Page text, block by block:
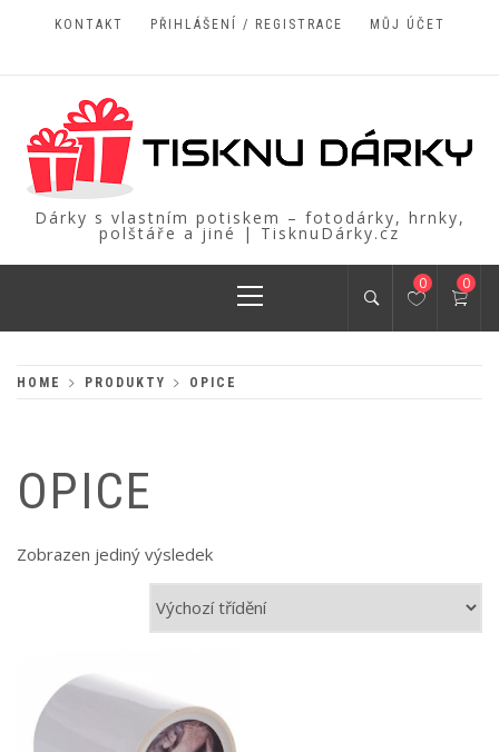
KONTAKT PŘIHLÁŠENÍ / REGISTRACE MŮJ ÚČET
Dárky s vlastním potiskem – fotodárky, hrnky,
polštáře a jiné | TisknuDárky.cz
Menu
0 0
HOME PRODUKTY OPICE
OPICE
Zobrazen jediný výsledek